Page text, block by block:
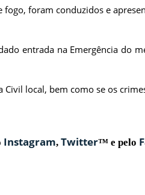
foram conduzidos e
entrada na Emergência do
local, bem como se os
Instagram, Twitter™ e pelo